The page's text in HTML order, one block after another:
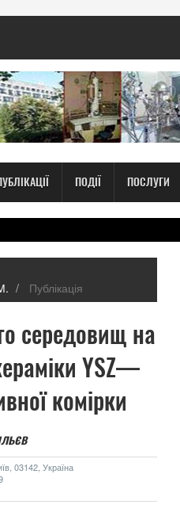
ПОДІЇ ПОСЛУГИ
Публікація
середовищ на
YSZ—
комірки
03142, Україна